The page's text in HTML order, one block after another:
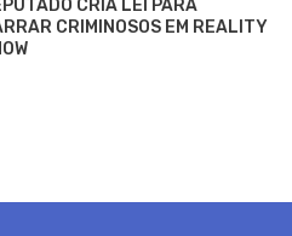
CRIA LEI PARA
CRIMINOSOS EM REALITY